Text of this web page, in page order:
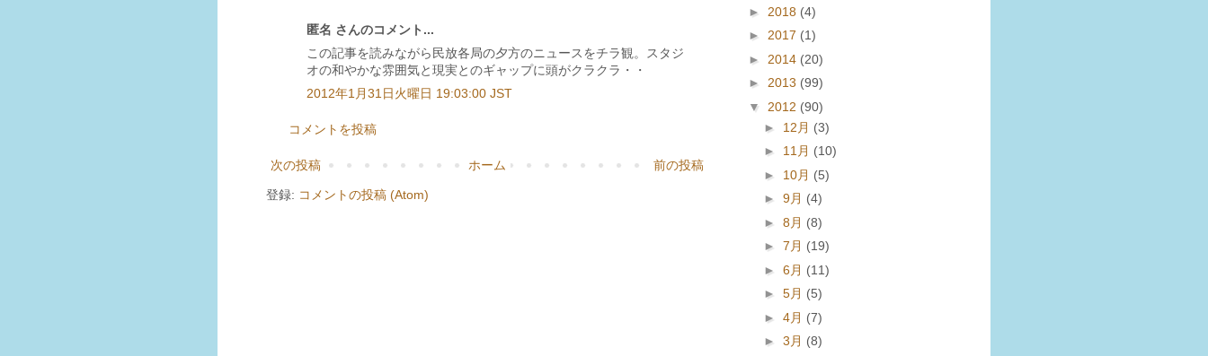
匿名 さんのコメント...
この記事を読みながら民放各局の夕方のニュースをチラ観。スタジ
オの和やかな雰囲気と現実とのギャップに頭がクラクラ・・
2012年1月31日火曜日 19:03:00 JST
コメントを投稿
次の投稿 前の投稿
ホーム
登録: コメントの投稿 (Atom)
► 2018 (4)
► 2017 (1)
► 2014 (20)
► 2013 (99)
▼ 2012 (90)
► 12月 (3)
► 11月 (10)
► 10月 (5)
► 9月 (4)
► 8月 (8)
► 7月 (19)
► 6月 (11)
► 5月 (5)
► 4月 (7)
► 3月 (8)